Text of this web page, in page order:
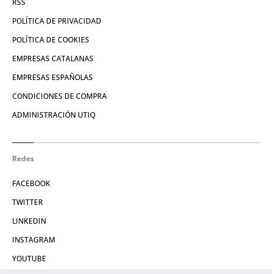
POLÍTICA DE PRIVACIDAD
POLÍTICA DE COOKIES
EMPRESAS CATALANAS
EMPRESAS ESPAÑOLAS
CONDICIONES DE COMPRA
ADMINISTRACIÓN UTIQ
Redes
FACEBOOK
TWITTER
LINKEDIN
INSTAGRAM
YOUTUBE